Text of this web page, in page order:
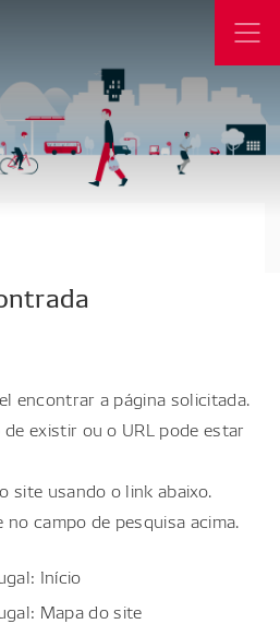
encontrar a página solicitada.
existir ou o URL pode estar
site usando o link abaixo.
campo de pesquisa acima.
Início
Mapa do site